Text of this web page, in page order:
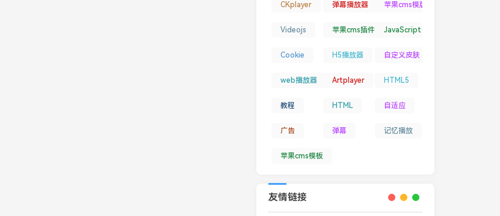
CKplayer 弹幕播放器 苹果cms模版
Videojs 苹果cms插件 JavaScript
Cookie H5播放器 自定义皮肤
web播放器 Artplayer HTML5
教程 HTML 自适应
广告 弹幕 记忆播放
苹果cms模板
友情链接